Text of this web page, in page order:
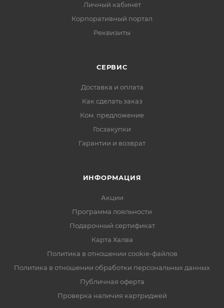
Личный кабинет
Корпоративный портал
Реквизиты
СЕРВИС
Доставка и оплата
Как сделать заказ
Ком. предложение
Госзакупки
Гарантии и возврат
ИНФОРМАЦИЯ
Акции
Программа лояльности
Подарочный сертификат
Карта Халва
Политика в отношении cookie-файлов
Политика в отношении обработки персональных данных
Публичная оферта
Проверка наличия картриджей